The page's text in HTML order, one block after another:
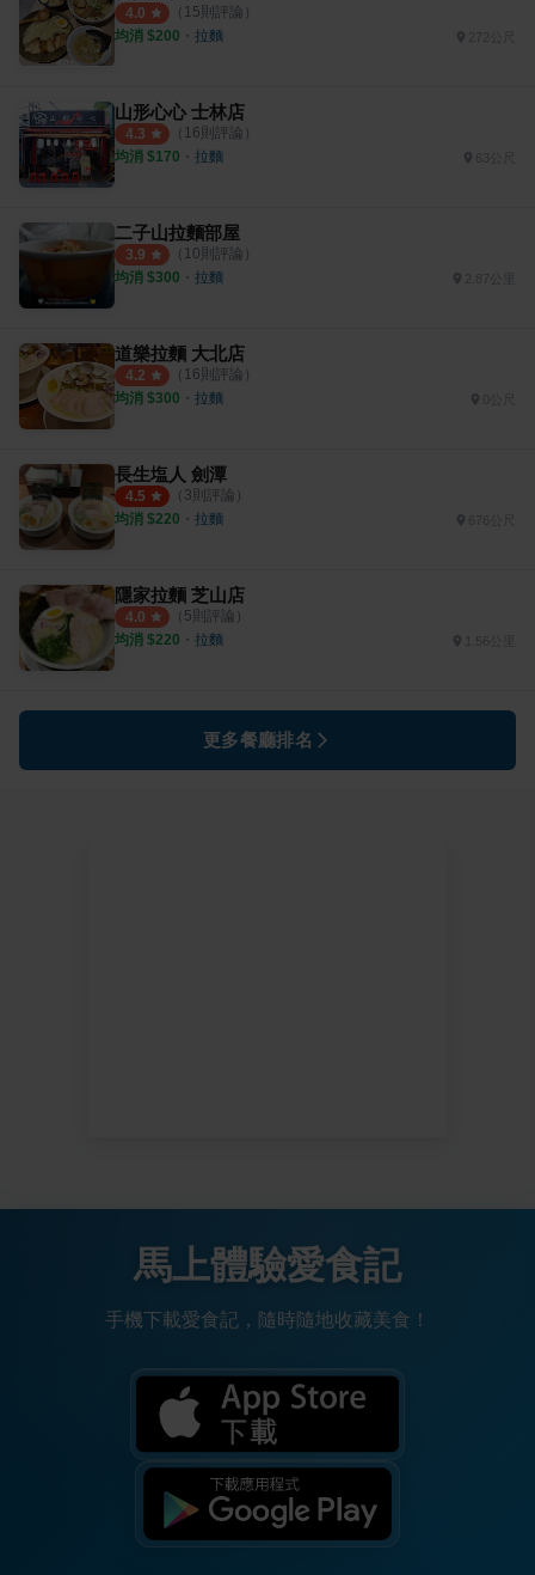
4.0 （ 15則評論）
均消 $200 ・ 拉麵
山形心心 士林店
4.3 （ 16則評論）
均消 $170 ・ 拉麵
二子山拉麵部屋
3.9 （ 10則評論）
均消 $300 ・ 拉麵
道樂拉麵 大北店
4.2 （ 16則評論）
均消 $300 ・ 拉麵
長生塩人 劍潭
4.5 （ 3則評論）
均消 $220 ・ 拉麵
隱家拉麵 芝山店
4.0 （ 5則評論）
均消 $220 ・ 拉麵 1.56公里
更多餐廳排名
馬上體驗愛食記
手機下載愛食記，隨時隨地收藏美食！